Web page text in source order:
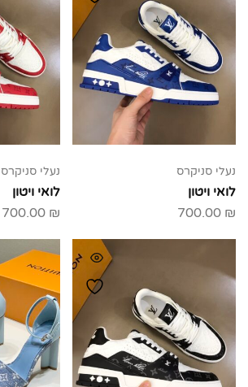
נעלי סניקרס
לואי ויטון
700.00 ₪
נעלי סניקרס
לואי ויטון
700.00 ₪